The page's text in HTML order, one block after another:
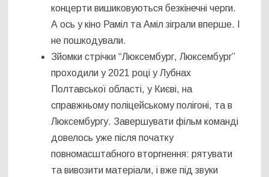
концерти вишиковуються безкінечні черги.
А ось у кіно Раміл та Аміл зіграли вперше. І
не пошкодували.
Зйомки стрічки “Люксембург, Люксембург”
проходили у 2021 році у Лубнах
Полтавської області, у Києві, на
справжньому поліцейському полігоні, та в
Люксембургу. Завершувати фільм команді
довелось уже після початку
повномасштабного вторгнення: рятувати
та вивозити матеріали, і вже під звуки